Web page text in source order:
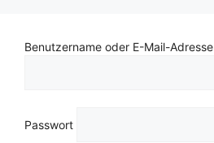
Benutzername oder E-Mail-Adresse
Passwort